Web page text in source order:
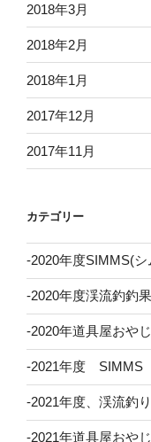
2018年3月
2018年2月
2018年1月
2017年12月
2017年11月
カテゴリー
-2020年度SIMMS(
-2020年度渓流釣釣
-2020年道具屋おや
-2021年度 SIMMS
-2021年度、渓流釣
-2021年道具屋おや